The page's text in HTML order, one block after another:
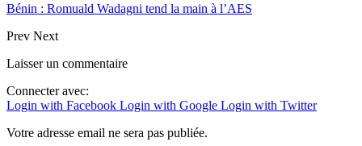
Bénin : Romuald Wadagni tend la main à l’AES
Prev Next
Laisser un commentaire
Connecter avec:
Login with Facebook Login with Google Login with Twitter
Votre adresse email ne sera pas publiée.